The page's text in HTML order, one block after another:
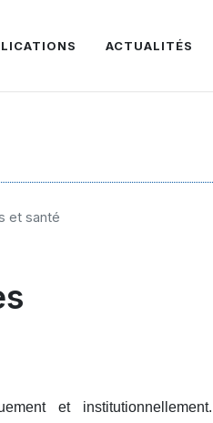
ACTUALITÉS
et santé
et institutionnellement.